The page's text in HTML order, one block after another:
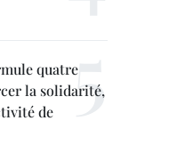
quatre
la solidarité,
de